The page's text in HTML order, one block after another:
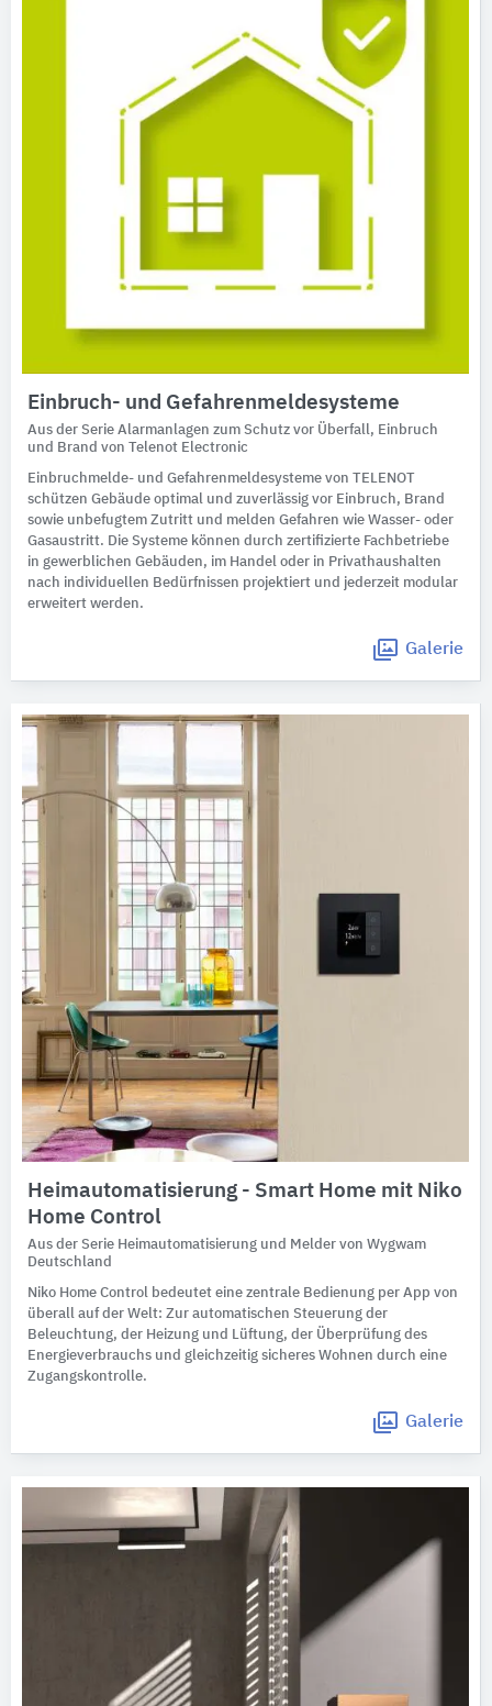
Einbruch- und Gefahrenmeldesysteme
Aus der Serie Alarmanlagen zum Schutz vor Überfall, Einbruch
und Brand von Telenot Electronic
Einbruchmelde- und Gefahrenmeldesysteme von TELENOT
schützen Gebäude optimal und zuverlässig vor Einbruch, Brand
sowie unbefugtem Zutritt und melden Gefahren wie Wasser- oder
Gasaustritt. Die Systeme können durch zertifizierte Fachbetriebe
in gewerblichen Gebäuden, im Handel oder in Privathaushalten
nach individuellen Bedürfnissen projektiert und jederzeit modular
erweitert werden.
Galerie
Heimautomatisierung - Smart Home mit Niko
Home Control
Aus der Serie Heimautomatisierung und Melder von Wygwam
Deutschland
Niko Home Control bedeutet eine zentrale Bedienung per App von
überall auf der Welt: Zur automatischen Steuerung der
Beleuchtung, der Heizung und Lüftung, der Überprüfung des
Energieverbrauchs und gleichzeitig sicheres Wohnen durch eine
Zugangskontrolle.
Galerie